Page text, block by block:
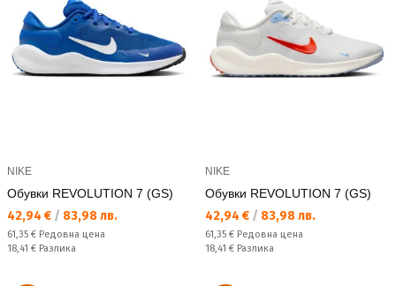
NIKE
Обувки REVOLUTION 7 (GS)
Текуща цена:
42,94 € / 83,98 лв.
Редовна цена:
61,35 € Редовна цена
Спестявате:
18,41 € Разлика
NIKE
Обувки REVOLUTION 7 (GS)
Текуща цена:
42,94 € / 83,98 лв.
Редовна цена:
61,35 € Редовна цена
Спестявате:
18,41 € Разлика